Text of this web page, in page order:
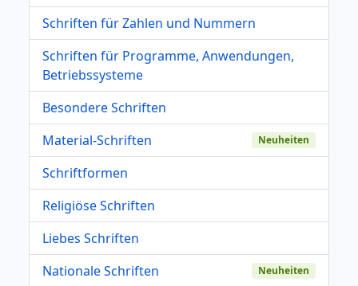
Schriften für Zahlen und Nummern
Schriften für Programme, Anwendungen,
Betriebssysteme
Besondere Schriften
Material-Schriften
Neuheiten
Schriftformen
Religiöse Schriften
Liebes Schriften
Nationale Schriften
Neuheiten